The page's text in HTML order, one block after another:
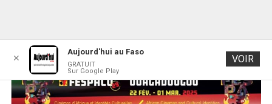
✕
Aujourd'hui au Faso
GRATUIT
Sur Google Play
VOIR